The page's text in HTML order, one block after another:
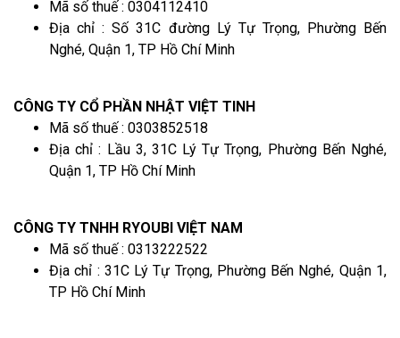
Mã số thuế : 0304112410
Địa chỉ : Số 31C đường Lý Tự Trọng, Phường Bến
Nghé, Quận 1, TP Hồ Chí Minh
CÔNG TY CỔ PHẦN NHẬT VIỆT TINH
Mã số thuế : 0303852518
Địa chỉ : Lầu 3, 31C Lý Tự Trọng, Phường Bến Nghé,
Quận 1, TP Hồ Chí Minh
CÔNG TY TNHH RYOUBI VIỆT NAM
Mã số thuế : 0313222522
Địa chỉ : 31C Lý Tự Trọng, Phường Bến Nghé, Quận 1,
TP Hồ Chí Minh